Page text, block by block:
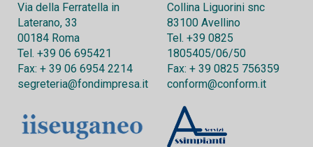
Via della Ferratella in
Laterano, 33
00184 Roma
Tel. +39 06 695421
Fax: + 39 06 6954 2214
segreteria@fondimpresa.it
Collina Liguorini snc
83100 Avellino
Tel. +39 0825
1805405/06/50
Fax: + 39 0825 756359
conform@conform.it